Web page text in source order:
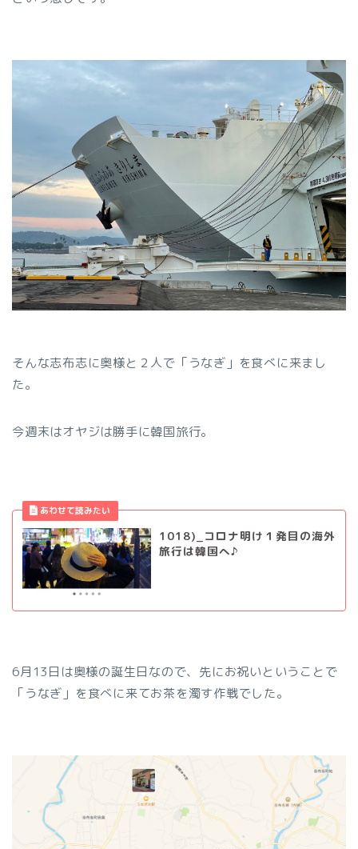
そんな志布志に奥様と２人で「うなぎ」を食べに来まし
た。
今週末はオヤジは勝手に韓国旅行。
1018)_コロナ明け１発目の海外
旅行は韓国へ♪
6月13日は奥様の誕生日なので、先にお祝いということで
「うなぎ」を食べに来てお茶を濁す作戦でした。